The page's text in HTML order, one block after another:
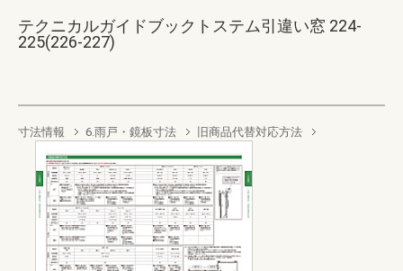
テクニカルガイドブックトステム引違い窓 224-
225(226-227)
寸法情報 6.雨戸・鏡板寸法 旧商品代替対応方法